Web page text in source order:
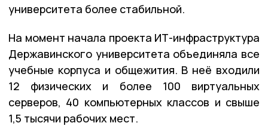
университета более стабильной.
На момент начала проекта ИТ-инфраструктура
Державинского университета объединяла все
учебные корпуса и общежития. В неё входили
12 физических и более 100 виртуальных
серверов, 40 компьютерных классов и свыше
1,5 тысячи рабочих мест.